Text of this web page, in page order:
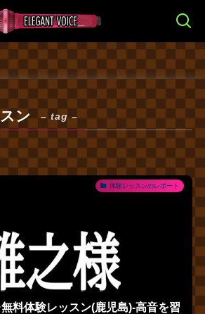
ン – tag –
体験レッスンのレポート
料体験レッスン(鹿児島)‐高音を習